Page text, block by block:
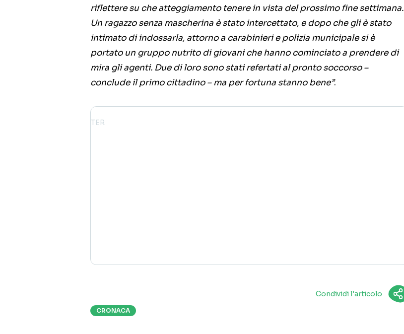
riflettere su che atteggiamento tenere in vista del prossimo fine settimana.
Un ragazzo senza mascherina è stato intercettato, e dopo che gli è stato
intimato di indossarla, attorno a carabinieri e polizia municipale si è
portato un gruppo nutrito di giovani che hanno cominciato a prendere di
mira gli agenti. Due di loro sono stati refertati al pronto soccorso –
conclude il primo cittadino – ma per fortuna stanno bene”.
Condividi l'articolo
CRONACA